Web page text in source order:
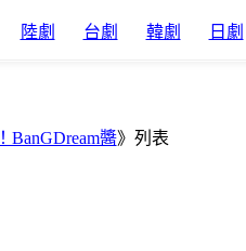
陸劇 台劇 韓劇 日劇
BanGDream醬》列表